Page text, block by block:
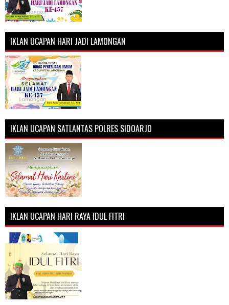
IKLAN UCAPAN HARI JADI LAMONGAN
IKLAN UCAPAN SATLANTAS POLRES SIDOARJO
IKLAN UCAPAN HARI RAYA IDUL FITRI